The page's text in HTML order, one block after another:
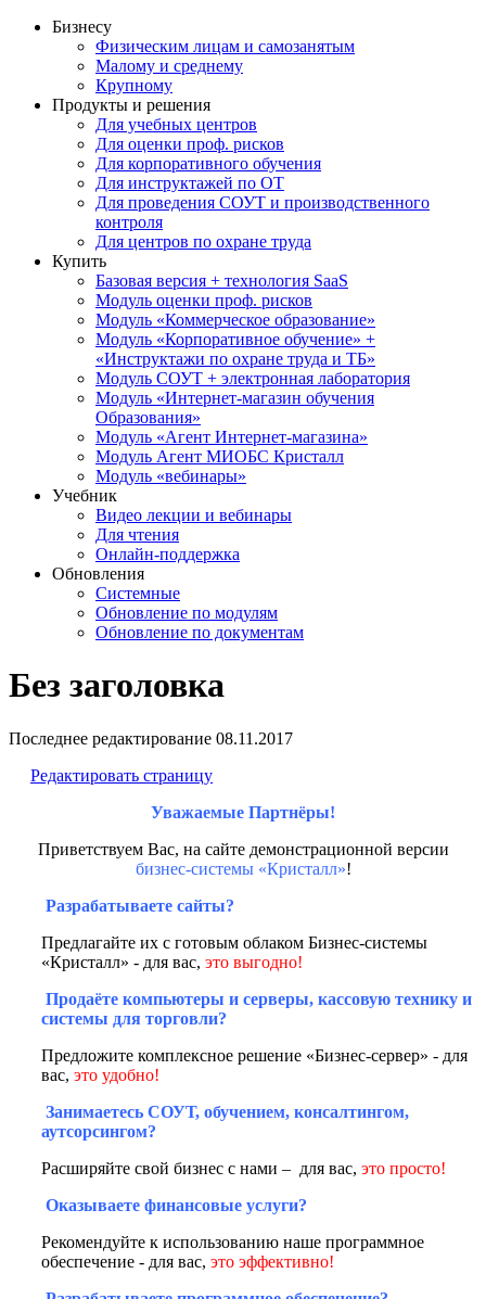
Бизнесу
Физическим лицам и самозанятым
Малому и среднему
Крупному
Продукты и решения
Для учебных центров
Для оценки проф. рисков
Для корпоративного обучения
Для инструктажей по ОТ
Для проведения СОУТ и производственного
контроля
Для центров по охране труда
Купить
Базовая версия + технология SaaS
Модуль оценки проф. рисков
Модуль «Коммерческое образование»
Модуль «Корпоративное обучение» +
«Инструктажи по охране труда и ТБ»
Модуль СОУТ + электронная лаборатория
Модуль «Интернет-магазин обучения
Образования»
Модуль «Агент Интернет-магазина»
Модуль Агент МИОБС Кристалл
Модуль «вебинары»
Учебник
Видео лекции и вебинары
Для чтения
Онлайн-поддержка
Обновления
Системные
Обновление по модулям
Обновление по документам
Без заголовка
Последнее редактирование 08.11.2017
Редактировать страницу
Уважаемые Партнёры!
Приветствуем Вас, на сайте демонстрационной версии
бизнес-системы «Кристалл»!
Разрабатываете сайты?
Предлагайте их с готовым облаком Бизнес-системы
«Кристалл» - для вас, это выгодно!
Продаёте компьютеры и серверы, кассовую технику и
системы для торговли?
Предложите комплексное решение «Бизнес-сервер» - для
вас, это удобно!
Занимаетесь СОУТ, обучением, консалтингом,
аутсорсингом?
Расширяйте свой бизнес с нами – для вас, это просто!
Оказываете финансовые услуги?
Рекомендуйте к использованию наше программное
обеспечение - для вас, это эффективно!